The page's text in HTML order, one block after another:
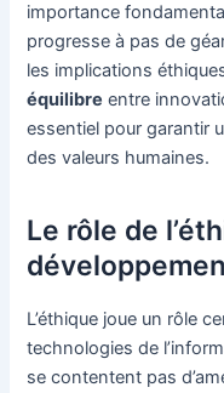
importance
progresse à pas de
les implications
équilibre entre
essentiel pour garantir
des valeurs humaines.
Le rôle de
L’éthique joue un rôle
technologies de
se contentent pas